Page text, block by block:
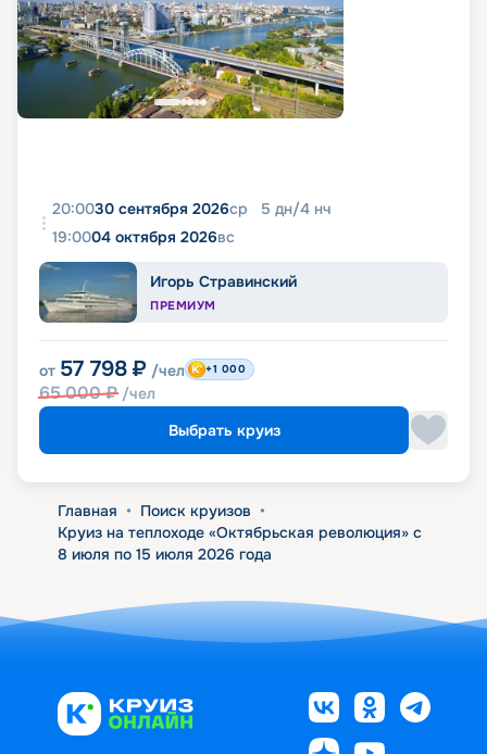
20:0030 сентября 2026ср 5 дн/4 нч
19:0004 октября 2026вс
Игорь Стравинский
ПРЕМИУМ
от 57 798 ₽ /чел
65 000₽ /чел
+1 000
Выбрать круиз
Главная • Поиск круизов •
Круиз на теплоходе «Октябрьская революция» с
8 июля по 15 июля 2026 года